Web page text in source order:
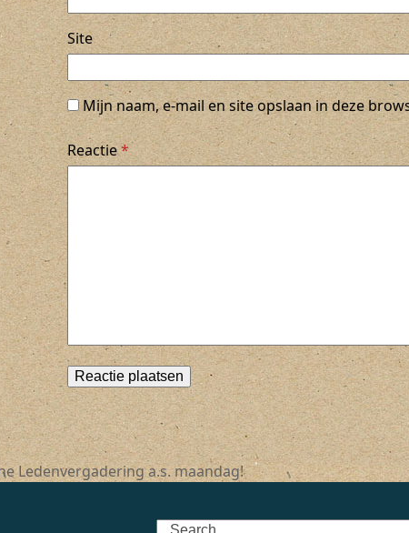
Site
Mijn naam, e-mail en site opslaan in deze
Reactie*
Ledenvergadering a.s. maandag!
Search